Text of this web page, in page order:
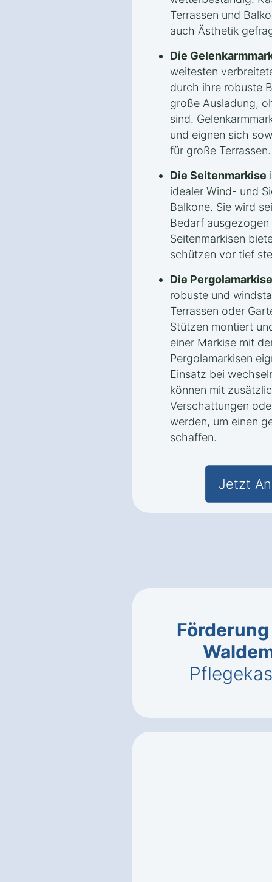
Terrassen und
auch Ästhetik
Die
weitesten
durch ihre robuste
große Ausladung,
sind.
und eignen sich
für große Terrassen.
Die Seitenmarkise
idealer Wind- und
Balkone. Sie wird
Bedarf
Seitenmarkisen
schützen vor tief
Die Pergolamarkise
robuste und
Terrassen oder
Stützen montiert
einer Markise mit
Pergolamarkisen
Einsatz bei
können mit
Verschattungen
werden, um einen
schaffen.
Jetzt